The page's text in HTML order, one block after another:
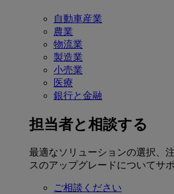
自動車産業
農業
物流業
製造業
小売業
医療
銀行と金融
担当者と相談する
最適なソリューションの選択、
スのアップグレードについてサ
ご相談ください